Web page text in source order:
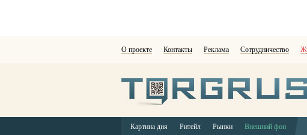
О проекте Контакты Реклама Сотрудничество
Картина дня Ритейл Рынки Внешний фон